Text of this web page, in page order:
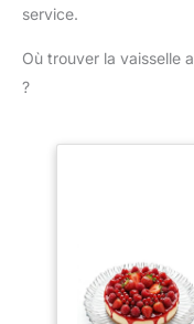
service.
Où trouver la vaisselle
?